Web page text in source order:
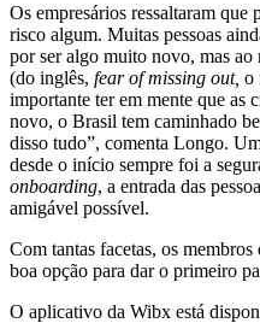
Os empresários ressaltaram que
risco algum. Muitas pessoas
por ser algo muito novo, mas
(do inglês, fear of missing out, o
importante ter em mente que as
novo, o Brasil tem caminhado
disso tudo”, comenta Longo.
desde o início sempre foi a
onboarding, a entrada das
amigável possível.
Com tantas facetas, os
boa opção para dar o primeiro
O aplicativo da Wibx está